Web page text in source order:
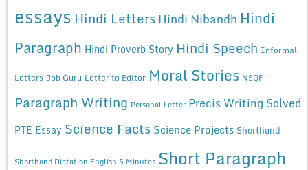
essays Hindi Letters Hindi Nibandh Hindi
Paragraph Hindi Proverb Story Hindi Speech Informal
Letters Job Guru Letter to Editor Moral Stories NSQF
Paragraph Writing Personal Letter Precis Writing Solved
PTE Essay Science Facts Science Projects Shorthand
Shorthand Dictation English 5 Minutes Short Paragraph